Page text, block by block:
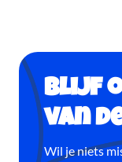
Blijf
van
Wil je niets